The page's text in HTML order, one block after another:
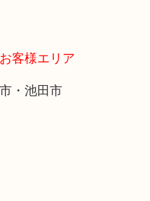
客様エリア
・池田市